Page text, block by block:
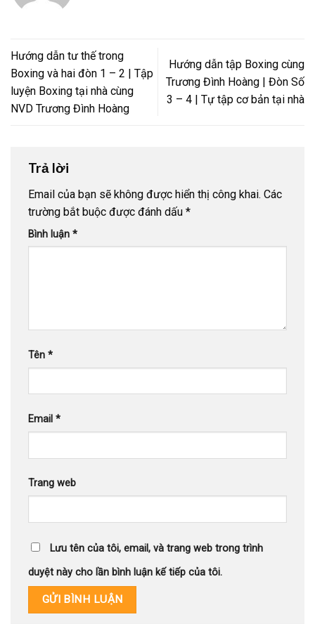
Hướng dẫn tư thế trong
Boxing và hai đòn 1 – 2 | Tập
luyện Boxing tại nhà cùng
NVD Trương Đình Hoàng
Hướng dẫn tập Boxing cùng
Trương Đình Hoàng | Đòn Số
3 – 4 | Tự tập cơ bản tại nhà
Trả lời
Email của bạn sẽ không được hiển thị công khai. Các
trường bắt buộc được đánh dấu *
Bình luận *
Tên *
Email *
Trang web
Lưu tên của tôi, email, và trang web trong trình
duyệt này cho lần bình luận kế tiếp của tôi.